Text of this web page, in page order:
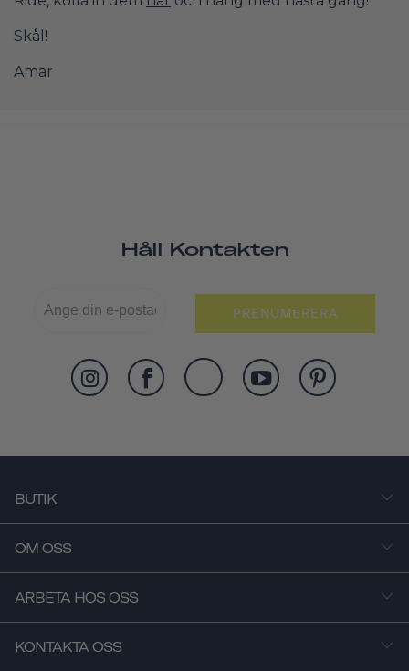
Skål!
Amar
Håll Kontakten
PRENUMERERA
BUTIK
OM OSS
ARBETA HOS OSS
KONTAKTA OSS